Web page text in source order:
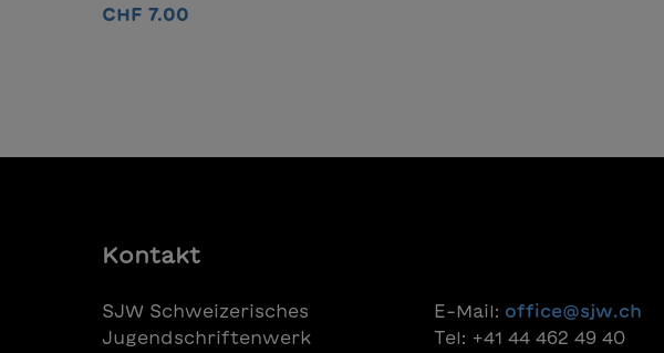
CHF 7.00
Kontakt
SJW Schweizerisches
Jugendschriftenwerk
E-Mail: office@sjw.ch
Tel: +41 44 462 49 40